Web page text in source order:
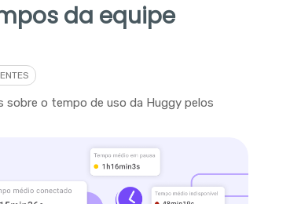
da equipe
sobre o tempo de uso da Huggy pelos